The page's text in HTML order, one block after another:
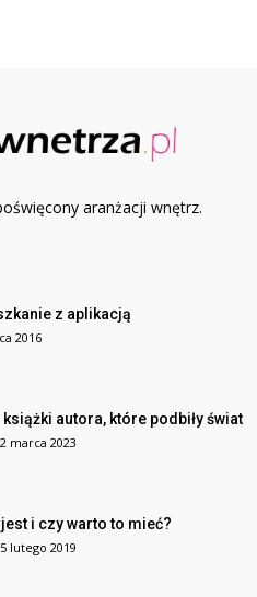
aranżacji wnętrz.
z aplikacją
2016
książki autora, które podbiły świat
2 marca 2023
i czy warto to mieć?
5 lutego 2019